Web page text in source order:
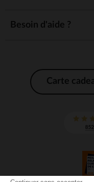
Besoin d'aide ?
Carte